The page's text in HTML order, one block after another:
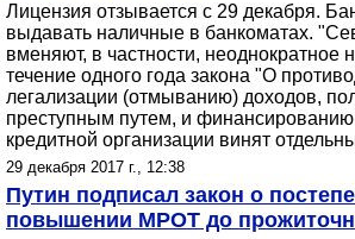
Лицензия отзывается с 29 декабря.
выдавать наличные в банкоматах.
вменяют, в частности, неоднократное
течение одного года закона "О
легализации (отмыванию) доходов,
преступным путем, и
кредитной организации винят
29 декабря 2017 г., 12:38
Путин подписал закон о
повышении МРОТ до